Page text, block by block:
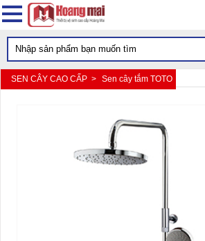
SEN CÂY CAO CẤP > Sen cây tắm TOTO